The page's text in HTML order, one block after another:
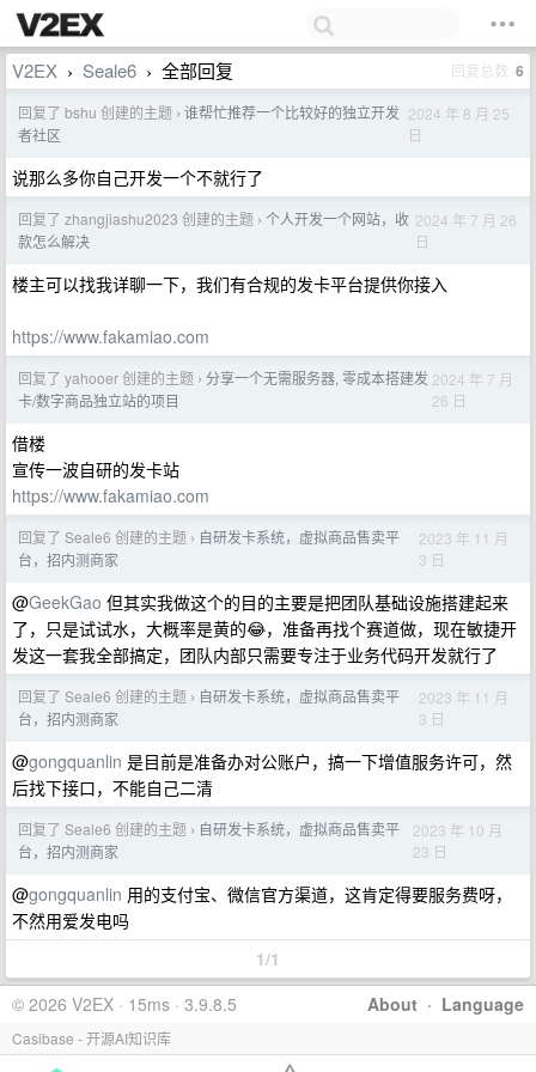
V2EX › Seale6 › 全部回复 回复总数 6
回复了 bshu 创建的主题 › 谁帮忙推荐一个比较好的独立开发
者社区
2024 年 8 月 25
日
说那么多你自己开发一个不就行了
回复了 zhangjiashu2023 创建的主题 › 个人开发一个网站，收
款怎么解决
2024 年 7 月 26
日
楼主可以找我详聊一下，我们有合规的发卡平台提供你接入
https://www.fakamiao.com
回复了 yahooer 创建的主题 › 分享一个无需服务器, 零成本搭建发
卡/数字商品独立站的项目
2024 年 7 月
26 日
借楼
宣传一波自研的发卡站
https://www.fakamiao.com
回复了 Seale6 创建的主题 › 自研发卡系统，虚拟商品售卖平
台，招内测商家
2023 年 11 月
3 日
@GeekGao 但其实我做这个的目的主要是把团队基础设施搭建起来
了，只是试试水，大概率是黄的😂，准备再找个赛道做，现在敏捷开
发这一套我全部搞定，团队内部只需要专注于业务代码开发就行了
回复了 Seale6 创建的主题 › 自研发卡系统，虚拟商品售卖平
台，招内测商家
2023 年 11 月
3 日
@gongquanlin 是目前是准备办对公账户，搞一下增值服务许可，然
后找下接口，不能自己二清
回复了 Seale6 创建的主题 › 自研发卡系统，虚拟商品售卖平
台，招内测商家
2023 年 10 月
23 日
@gongquanlin 用的支付宝、微信官方渠道，这肯定得要服务费呀，
不然用爱发电吗
1/1
About · Language
© 2026 V2EX · 15ms · 3.9.8.5
Casibase - 开源AI知识库